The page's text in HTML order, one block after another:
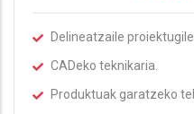
Delineatzaile
CADeko teknikaria.
Produktuak garatzeko